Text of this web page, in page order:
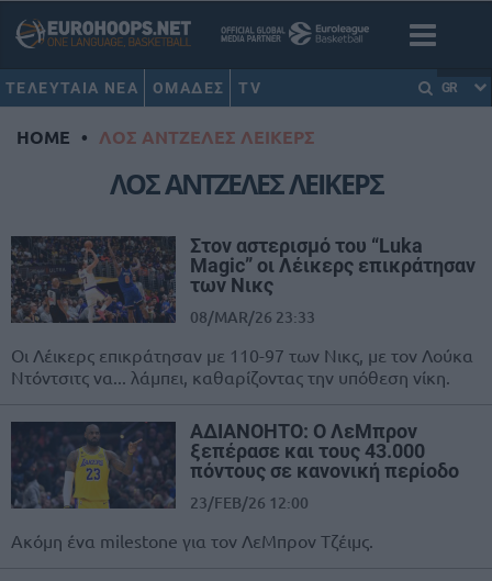
ΤΕΛΕΥΤΑΙΑ ΝΕΑ ΟΜΑΔΕΣ TV GR
HOME • ΛΟΣ ΑΝΤΖΕΛΕΣ ΛΕΙΚΕΡΣ
ΛΟΣ ΑΝΤΖΕΛΕΣ ΛΕΙΚΕΡΣ
Στον αστερισμό του “Luka
Magic” οι Λέικερς επικράτησαν
των Νικς
08/MAR/26 23:33
Οι Λέικερς επικράτησαν με 110-97 των Νικς, με τον Λούκα
Ντόντσιτς να... λάμπει, καθαρίζοντας την υπόθεση νίκη.
ΑΔΙΑΝΟΗΤΟ: Ο ΛεΜπρον
ξεπέρασε και τους 43.000
πόντους σε κανονική περίοδο
23/FEB/26 12:00
Ακόμη ένα milestone για τον ΛεΜπρον Τζέιμς.